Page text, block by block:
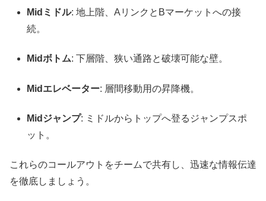
Midミドル: 地上階、AリンクとBマーケットへの接
続。
Midボトム: 下層階、狭い通路と破壊可能な壁。
Midエレベーター: 層間移動用の昇降機。
Midジャンプ: ミドルからトップへ登るジャンプスポ
ット。
これらのコールアウトをチームで共有し、迅速な情報伝達
を徹底しましょう。